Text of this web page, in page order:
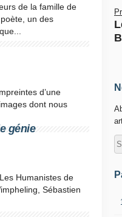
de la famille de
un des
d’une
dont nous
génie
Humanistes de
Sébastien